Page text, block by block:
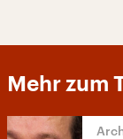
Mehr zum